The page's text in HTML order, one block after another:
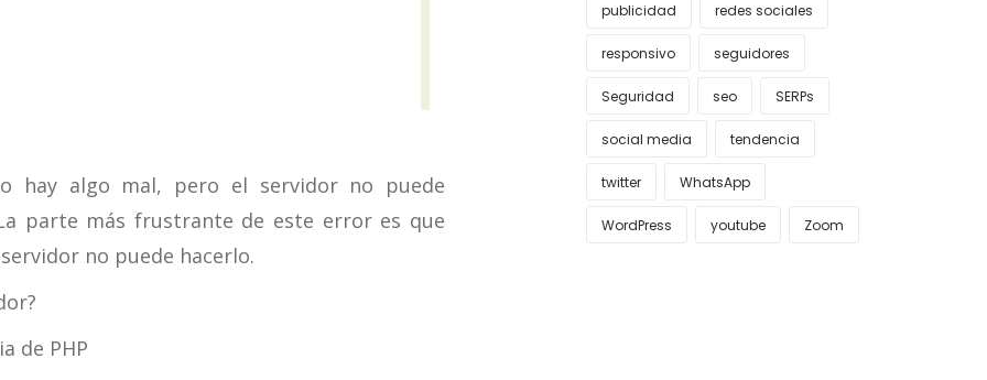
hay algo mal, pero el servidor no puede
parte más frustrante de este error es que
no puede hacerlo.
de PHP
publicidad redes sociales
responsivo seguidores
Seguridad seo SERPs
social media tendencia
twitter WhatsApp
WordPress youtube Zoom